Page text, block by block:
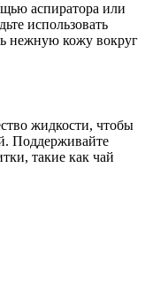
аспиратора или
использовать
нежную кожу вокруг
жидкости, чтобы
Поддерживайте
такие как чай